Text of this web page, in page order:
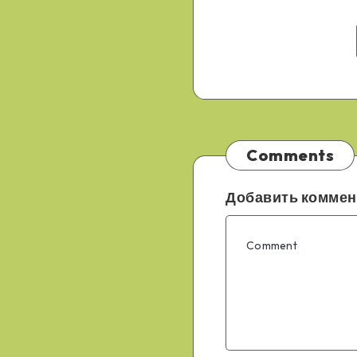
Comments
Добавить